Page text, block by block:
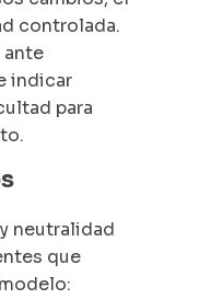
controlada.
ante
indicar
para
neutralidad
que